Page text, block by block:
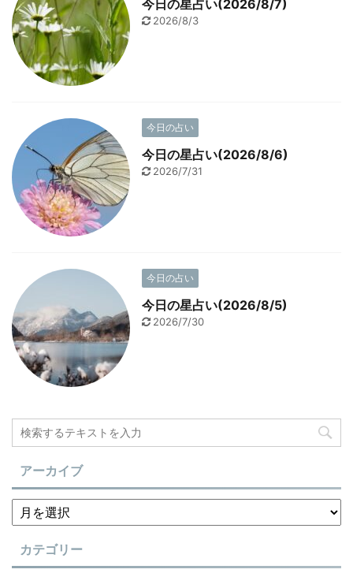
今日の星占い(2026/8/7)
2026/8/3
今日の占い
今日の星占い(2026/8/6)
2026/7/31
今日の占い
今日の星占い(2026/8/5)
2026/7/30
アーカイブ
カテゴリー